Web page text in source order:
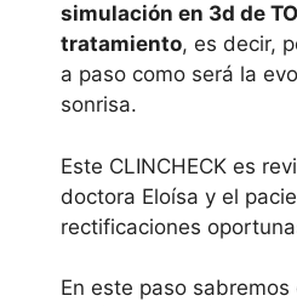
simulación en 3d de
tratamiento, es decir,
a paso como será la
sonrisa.
Este CLINCHECK es
doctora Eloísa y el
rectificaciones
En este paso